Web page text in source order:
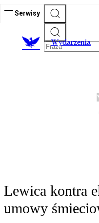
Serwisy
Wydarzenia
Lewica kontra
umowy